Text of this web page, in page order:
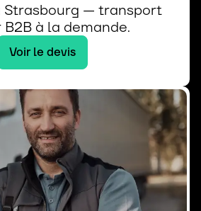
Strasbourg — transport
à la demande.
Voir le devis